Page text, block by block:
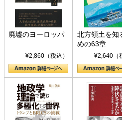
廃墟のヨーロッパ
¥2,860（税込）
北方領土を知
めの63章
¥2,640（